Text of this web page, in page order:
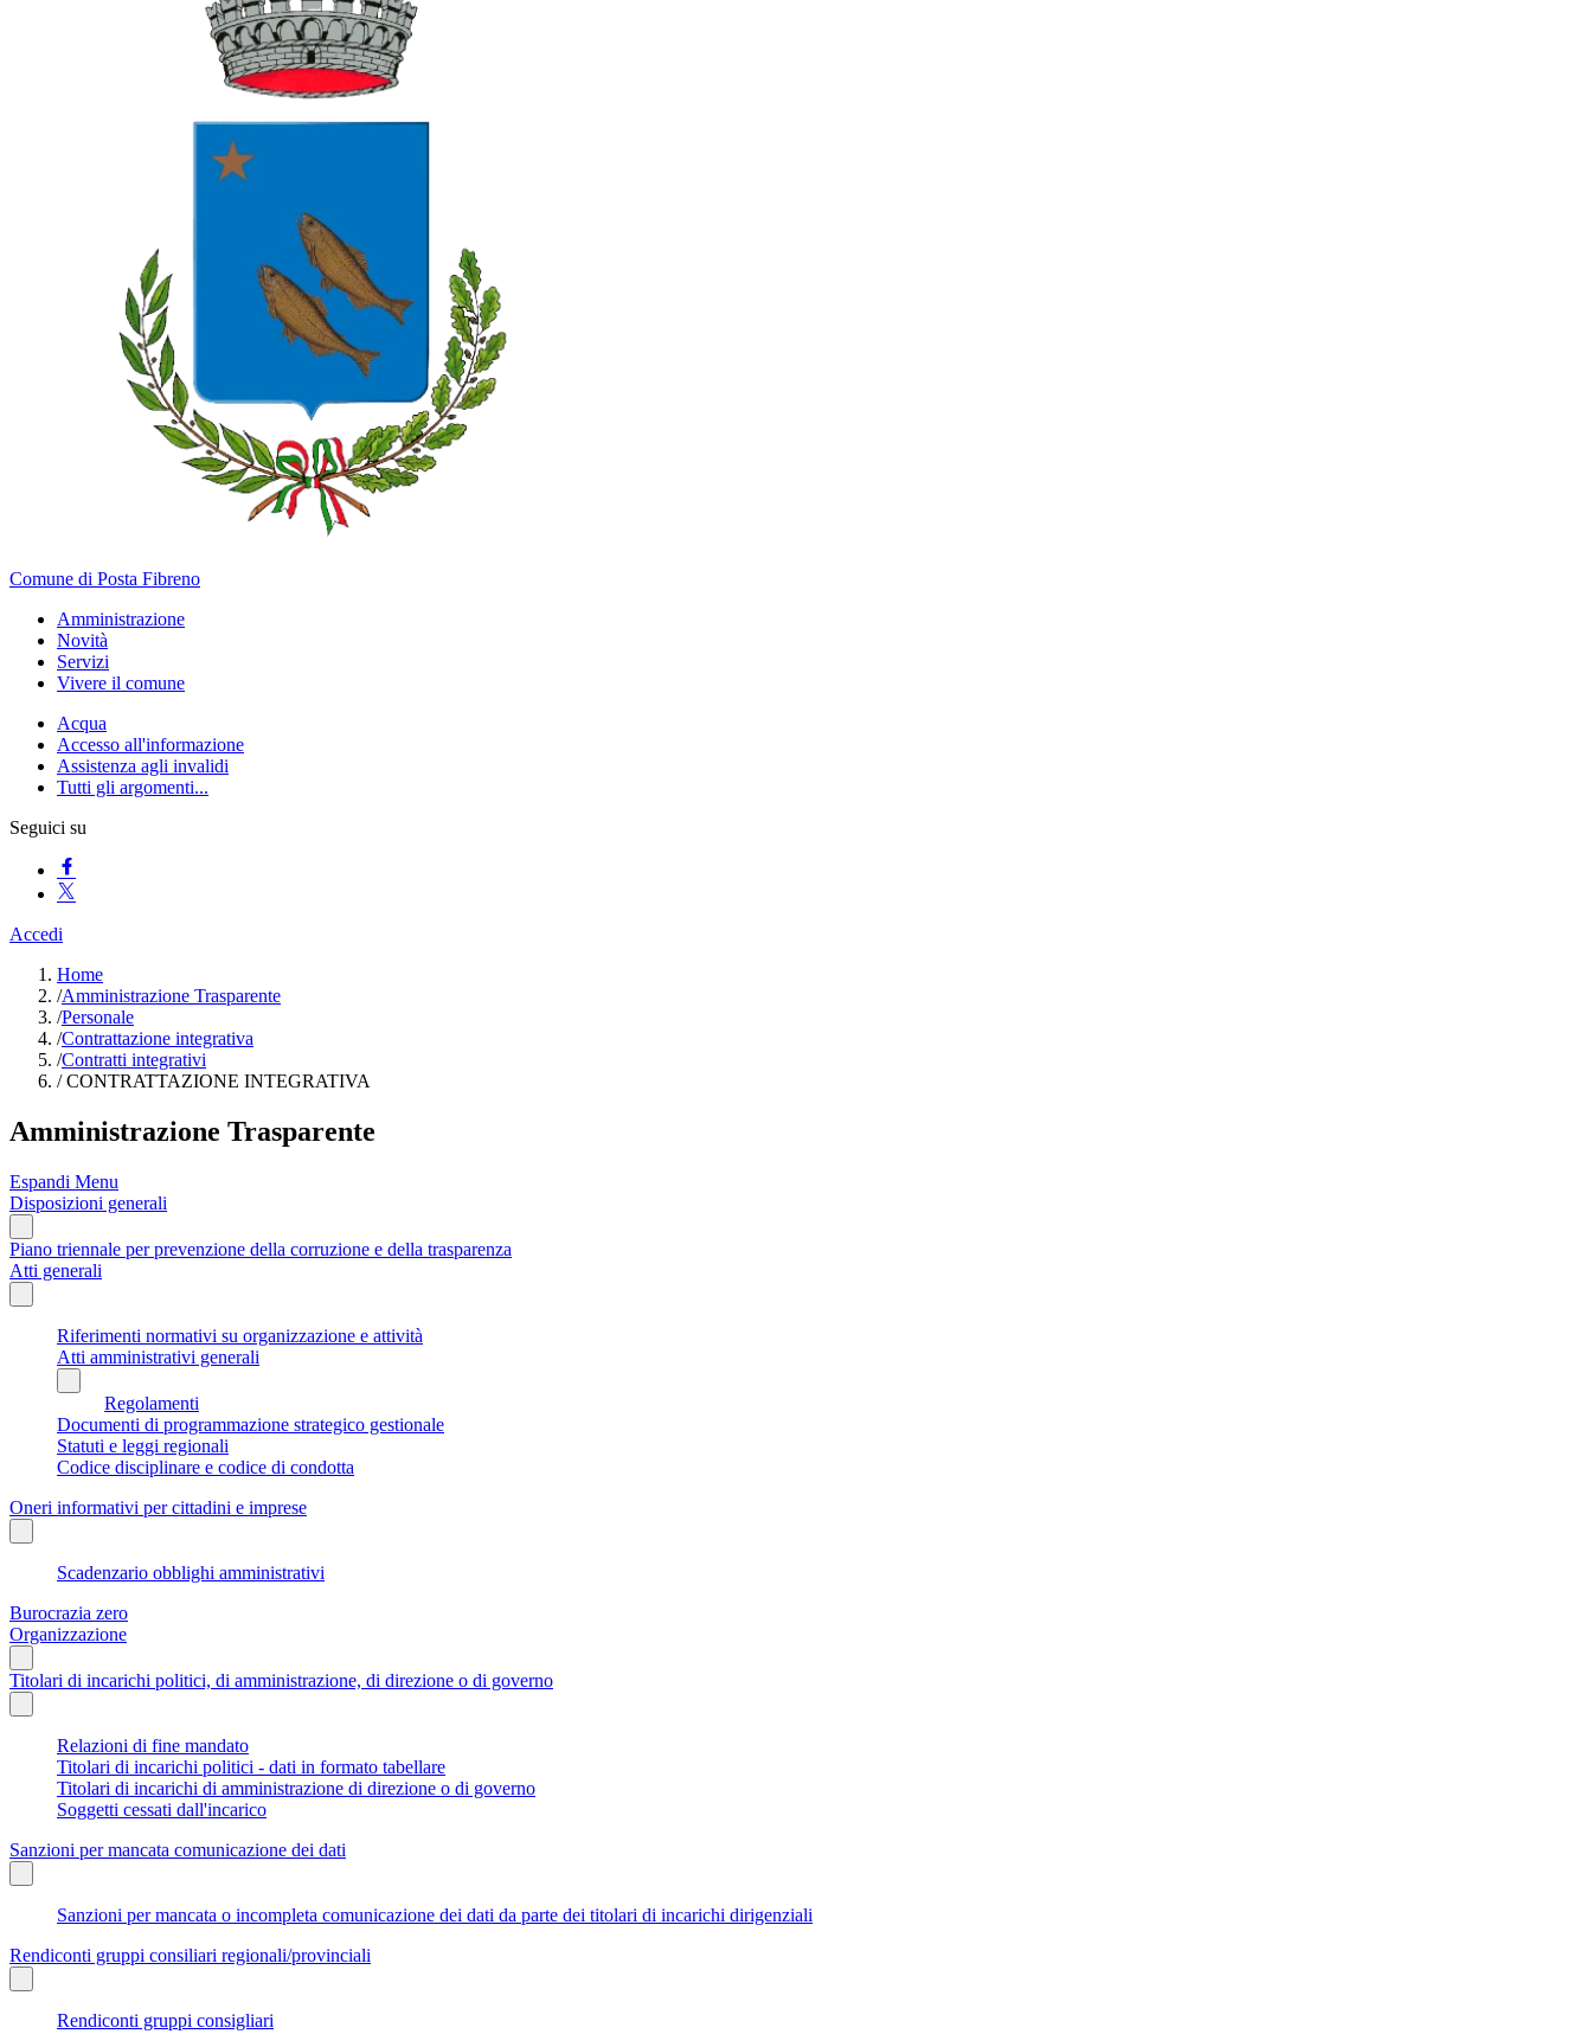
Comune di Posta Fibreno
Amministrazione
Novità
Servizi
Vivere il comune
Acqua
Accesso all'informazione
Assistenza agli invalidi
Tutti gli argomenti...
Seguici su
Accedi
Home
/Amministrazione Trasparente
/Personale
/Contrattazione integrativa
/Contratti integrativi
/CONTRATTAZIONE INTEGRATIVA
Amministrazione Trasparente
Espandi Menu
Disposizioni generali
Piano triennale per prevenzione della corruzione e della trasparenza
Atti generali
Riferimenti normativi su organizzazione e attività
Atti amministrativi generali
Regolamenti
Documenti di programmazione strategico gestionale
Statuti e leggi regionali
Codice disciplinare e codice di condotta
Oneri informativi per cittadini e imprese
Scadenzario obblighi amministrativi
Burocrazia zero
Organizzazione
Titolari di incarichi politici, di amministrazione, di direzione o di governo
Relazioni di fine mandato
Titolari di incarichi politici - dati in formato tabellare
Titolari di incarichi di amministrazione di direzione o di governo
Soggetti cessati dall'incarico
Sanzioni per mancata comunicazione dei dati
Sanzioni per mancata o incompleta comunicazione dei dati da parte dei titolari di incarichi dirigenziali
Rendiconti gruppi consiliari regionali/provinciali
Rendiconti gruppi consigliari